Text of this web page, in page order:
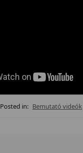
Posted in: Bemutató videók